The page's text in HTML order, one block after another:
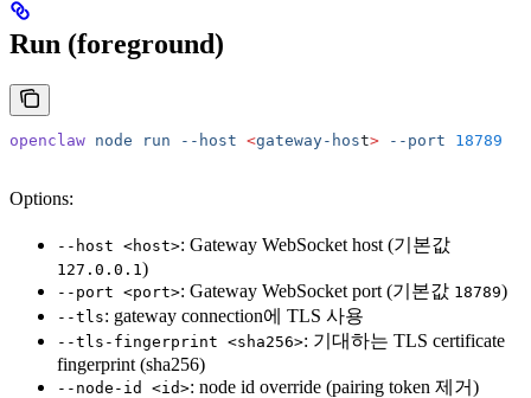
Run (foreground)
openclaw node run --host <gateway-host> --port 18789
Options:
--host <host>: Gateway WebSocket host (기본값
127.0.0.1 )
--port <port>: Gateway WebSocket port (기본값 18789)
--tls: gateway connection에 TLS 사용
--tls-fingerprint <sha256>: 기대하는 TLS certificate
fingerprint (sha256)
--node-id <id>: node id override (pairing token 제거)